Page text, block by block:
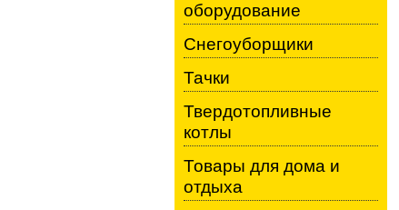
оборудование
Снегоуборщики
Тачки
Твердотопливные
котлы
Товары для дома и
отдыха